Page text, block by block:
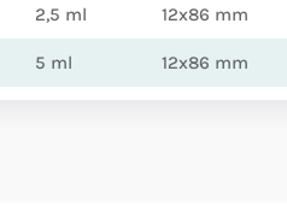
2,5 ml 12x86 mm
5 ml 12x86 mm